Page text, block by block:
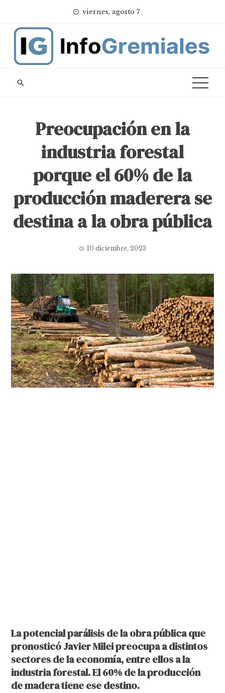
content
viernes, agosto 7
Preocupación en la
industria forestal
porque el 60% de la
producción maderera se
destina a la obra pública
10 diciembre, 2023
La potencial parálisis de la obra pública que
pronosticó Javier Milei preocupa a distintos
sectores de la economía, entre ellos a la
industria forestal. El 60% de la producción
de madera tiene ese destino.